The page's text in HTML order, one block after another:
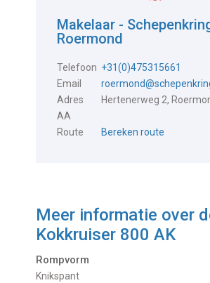
Makelaar -
Roermond
Telefoon +31(0)475315661
Email
Adres
Hertenerweg 2,
AA
Route
Bereken route
Meer informatie over
Kokkruiser 800 AK
Rompvorm
Knikspant